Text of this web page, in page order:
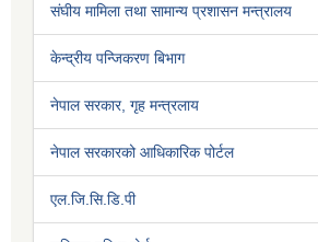
संघीय मामिला तथा सामान्य प्रशासन मन्त्रालय
केन्द्रीय पन्जिकरण बिभाग
नेपाल सरकार, गृह मन्त्रलाय
नेपाल सरकारको आधिकारिक पोर्टल
एल.जि.सि.डि.पी